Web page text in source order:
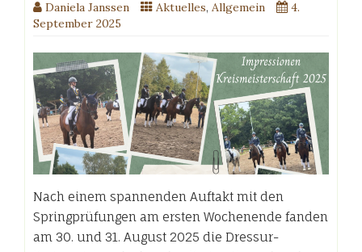
Daniela Janssen Aktuelles, Allgemein
4.
September 2025
Nach einem spannenden Auftakt mit den
Springprüfungen am ersten Wochenende fanden
am 30. und 31. August 2025 die Dressur-